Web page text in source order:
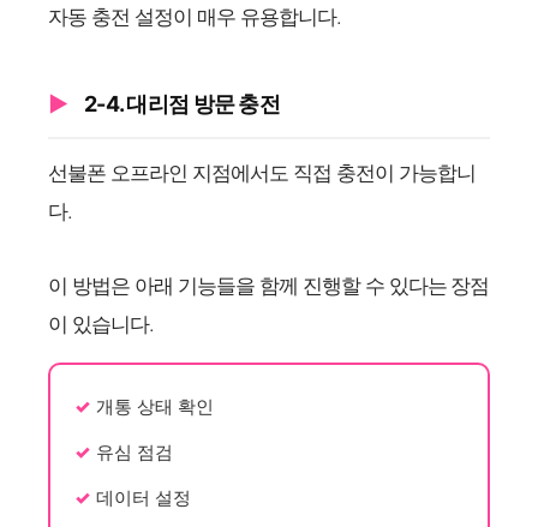
자동 충전 설정이 매우 유용합니다.
2-4. 대리점 방문 충전
선불폰 오프라인 지점에서도 직접 충전이 가능합니
다.
이 방법은 아래 기능들을 함께 진행할 수 있다는 장점
이 있습니다.
개통 상태 확인
유심 점검
데이터 설정